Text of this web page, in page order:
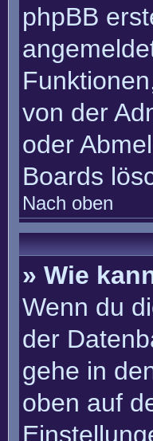
phpBB
von der
oder
Boards
Nach oben
» Wie
Wenn du
der
gehe in
oben auf